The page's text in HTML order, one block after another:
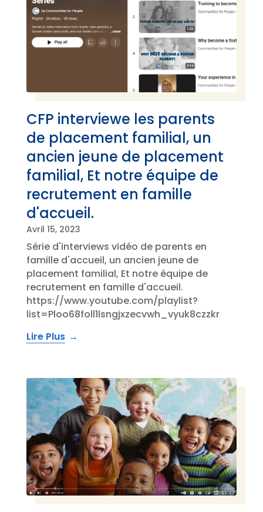
CFP interviewe les parents
de placement familial, un
ancien jeune de placement
familial, Et notre équipe de
recrutement en famille
d'accueil.
Avril 15, 2023
Série d'interviews vidéo de parents en
famille d'accueil, un ancien jeune de
placement familial, Et notre équipe de
recrutement en famille d'accueil.
https://www.youtube.com/playlist?
list=Ploo68foll1lsngjxzecvwh_vyuk8czzkr
Lire Plus